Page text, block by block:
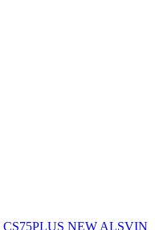
CS75PLUS NEW ALSVIN